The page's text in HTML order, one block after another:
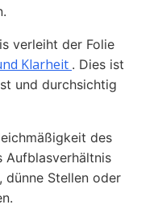
verleiht der Folie
Klarheit . Dies ist
und durchsichtig
des
Aufblasverhältnis
dünne Stellen oder